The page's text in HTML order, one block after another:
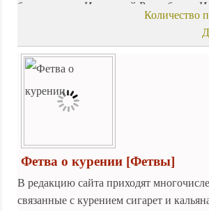
безопасности Исламской Республики
Количество
Фетва о курении [Фетвы]
В редакцию сайта приходят
связанные с курением сигарет и